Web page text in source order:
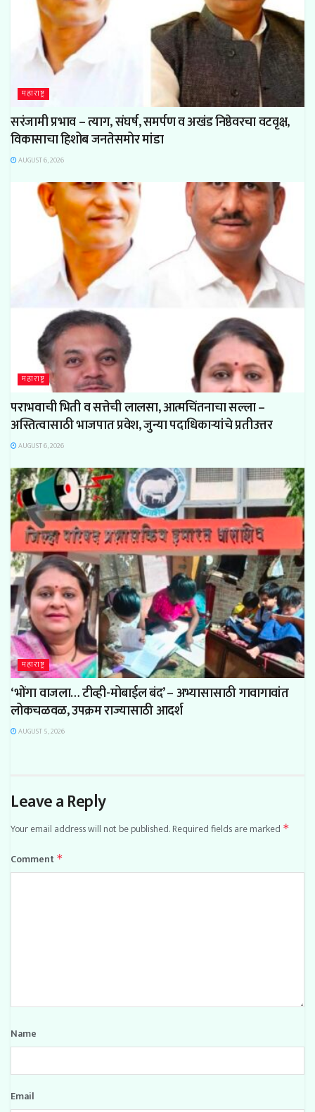
महाराष्ट्र
सरंजामी प्रभाव – त्याग, संघर्ष, समर्पण व अखंड निष्ठेवरचा वटवृक्ष,
विकासाचा हिशोब जनतेसमोर मांडा
AUGUST 6, 2026
महाराष्ट्र
पराभवाची भिती व सत्तेची लालसा, आत्मचिंतनाचा सल्ला –
अस्तित्वासाठी भाजपात प्रवेश, जुन्या पदाधिकाऱ्यांचे प्रतीउत्तर
AUGUST 6, 2026
महाराष्ट्र
‘भोंगा वाजला… टीव्ही-मोबाईल बंद’ – अभ्यासासाठी गावागावांत
लोकचळवळ, उपक्रम राज्यासाठी आदर्श
AUGUST 5, 2026
Leave a Reply
Your email address will not be published.Required fields are marked *
Comment *
Name
Email